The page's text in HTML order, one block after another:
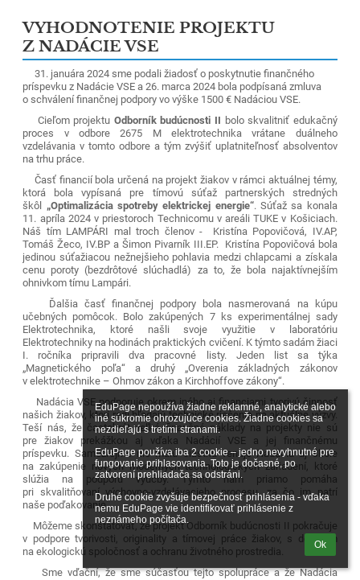
EduPage nepoužíva žiadne reklamné, analytické alebo
iné súkromie ohrozujúce cookies. Žiadne cookies sa
nezdieľajú s tretími stranami.
EduPage používa iba 2 cookie – jedno nevyhnutné pre
fungovanie prihlasovania. Toto je dočasné, po
zatvorení prehliadača sa odstráni.
Druhé cookie zvyšuje bezpečnosť prihlásenia - vďaka
nemu EduPage vie identifikovať prihlásenie z
neznámeho počítača.
Ok
VYHODNOTENIE PROJEKTU
Z NADÁCIE VSE
31. januára 2024 sme podali žiadosť o poskytnutie finančného
príspevku z Nadácie VSE a 26. marca 2024 bola podpísaná zmluva
o schválení finančnej podpory vo výške 1500 € Nadáciou VSE.
Cieľom projektu Odborník budúcnosti II bolo skvalitniť edukačný
proces v odbore 2675 M elektrotechnika vrátane duálneho
vzdelávania v tomto odbore a tým zvýšiť uplatniteľnosť absolventov
na trhu práce.
Časť financií bola určená na projekt žiakov v rámci aktuálnej témy,
ktorá bola vypísaná pre tímovú súťaž partnerských stredných
škôl
„Optimalizácia spotreby elektrickej energie“. Súťaž sa konala
11. apríla 2024 v priestoroch Technicomu v areáli TUKE v Košiciach.
Náš tím LAMPÁRI mal troch členov - Kristína Popovičová, IV.AP,
Tomáš Žeco, IV.BP a Šimon Pivarník III.EP. Kristína Popovičová bola
jedinou súťažiacou nežnejšieho pohlavia medzi chlapcami a získala
cenu poroty (bezdrôtové slúchadlá) za to, že bola najaktívnejším
ohnivkom tímu Lampári.
Ďalšia časť finančnej podpory bola nasmerovaná na kúpu
učebných pomôcok. Bolo zakúpených 7 ks experimentálnej sady
Elektrotechnika, ktoré našli svoje využitie v laboratóriu
Elektrotechniky na hodinách praktických cvičení. K týmto sadám žiaci
I. ročníka pripravili dva pracovné listy. Jeden list sa týka
„Magnetického poľa“ a druhý „Overenia základných zákonov
v elektrotechnike – Ohmov zákon a Kirchhoffove zákony“.
Nadácia VSE podporuje okrem iného aj financiami tvorivú činnosť
našich žiakov, ktorí radi hľadajú technické riešenia na aktuálne výzvy.
Teší nás, že častokrát veľké finančné náklady na projekty nie sú
pre žiakov prekážkou aj vďaka Nadácií VSE a jej finančnému
príspevku. Samozrejme nie malú čiastku venuje Nadácia aj škole
na zakúpenie nových moderných technologických zariadení, ktoré
slúžia na podporu výučby. Týmto nám priamo pomáha
pri skvalitňovaní výchovno-vzdelávacieho procesu, za čo im patrí
naše poďakovanie.
Môžeme skonštatovať, že projekt Odborník budúcnosti II pokračuje
v podpore tvorivosti, originality a tímovej práce žiakov, s dôrazom
na ekologickú spoločnosť a ochranu životného prostredia.
Sme vďační, že sme súčasťou tejto spolupráce a že Nadácia